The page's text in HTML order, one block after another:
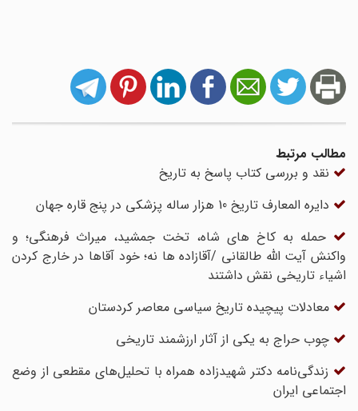
مطالب مرتبط
نقد و بررسی کتاب پاسخ به تاریخ
دایره المعارف تاریخ 10 هزار ساله پزشکی در پنج قاره جهان
حمله به کاخ های شاه، تخت جمشید، میراث فرهنگی؛ و
واکنش آیت الله طالقانی /آقازاده ها نه؛ خود آقاها در خارج کردن
اشیاء تاریخی نقش داشتند
معادلات پیچیده تاریخ سیاسی معاصر کردستان
چوب حراج به یکی از آثار ارزشمند تاریخی
زندگی‌نامه دکتر شهیدزاده همراه با تحلیل‌های مقطعی از وضع
اجتماعی ایران